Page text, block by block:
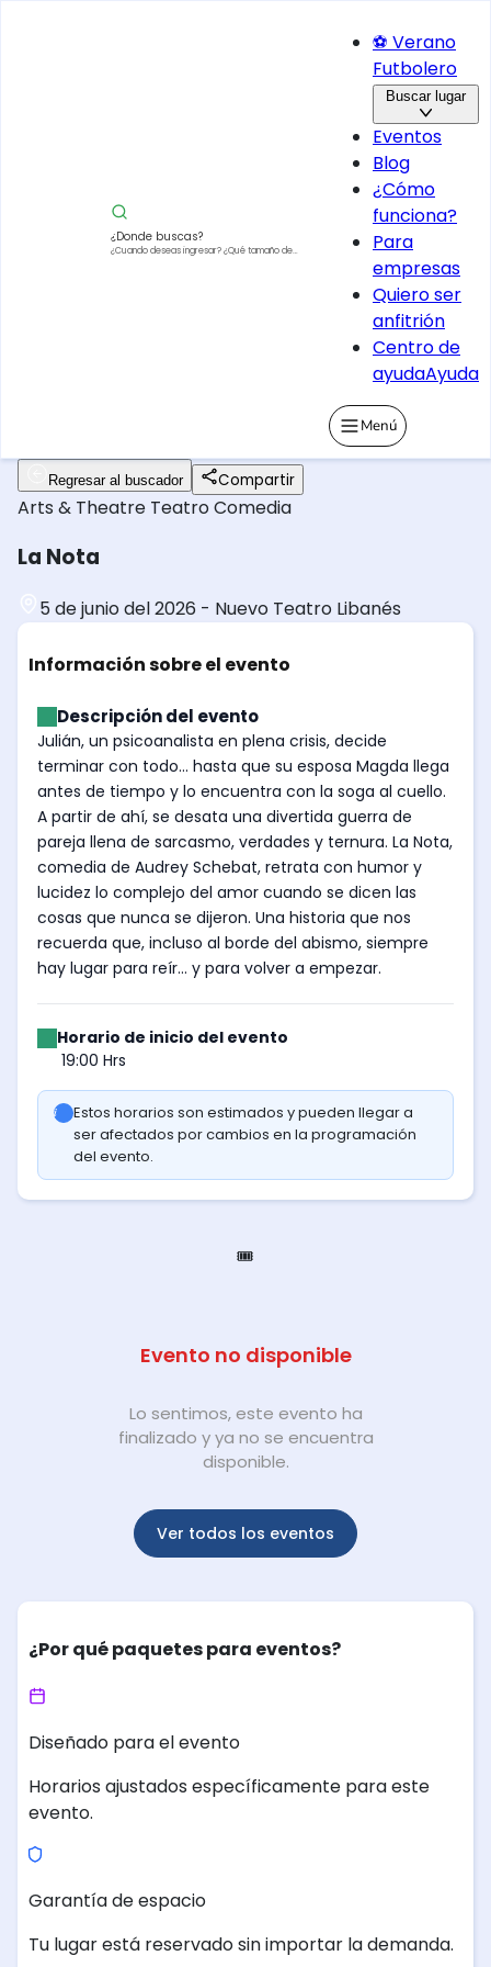
¿Donde buscas?
¿Cuando deseas ingresar?¿Qué tamaño de
⚽ Verano
Futbolero
Buscar lugar
Eventos
Blog
¿Cómo
funciona?
Para
empresas
Quiero ser
anfitrión
Centro de
ayudaAyuda
Menú
Regresar al buscador Compartir
Arts & Theatre TeatroComedia
La Nota
5 de junio del 2026 - Nuevo Teatro Libanés
Información sobre el evento
Descripción del evento
Julián, un psicoanalista en plena crisis, decide
terminar con todo... hasta que su esposa Magda llega
antes de tiempo y lo encuentra con la soga al cuello.
A partir de ahí, se desata una divertida guerra de
pareja llena de sarcasmo, verdades y ternura. La Nota,
comedia de Audrey Schebat, retrata con humor y
lucidez lo complejo del amor cuando se dicen las
cosas que nunca se dijeron. Una historia que nos
recuerda que, incluso al borde del abismo, siempre
hay lugar para reír... y para volver a empezar.
Horario de inicio del evento
19:00 Hrs
Estos horarios son estimados y pueden llegar a
ser afectados por cambios en la programación
del evento.
🎟️
Evento no disponible
Lo sentimos, este evento ha
finalizado y ya no se encuentra
disponible.
Ver todos los eventos
¿Por qué paquetes para eventos?
Diseñado para el evento
Horarios ajustados específicamente para este
evento.
Garantía de espacio
Tu lugar está reservado sin importar la demanda.